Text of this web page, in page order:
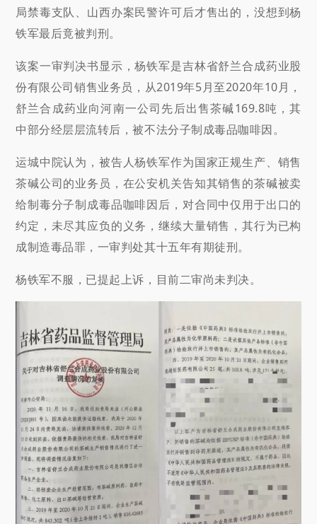
局禁毒支队、山西办案民警许可后才售出的，没想到杨
铁军最后竟被判刑。
该案一审判决书显示，杨铁军是吉林省舒兰合成药业股
份有限公司销售业务员，从2019年5月至2020年10月，
舒兰合成药业向河南一公司先后出售茶碱169.8吨，其
中部分经层层流转后，被不法分子制成毒品咖啡因。
运城中院认为，被告人杨铁军作为国家正规生产、销售
茶碱公司的业务员，在公安机关告知其销售的茶碱被卖
给制毒分子制成毒品咖啡因后，对合同中仅用于出口的
约定，未尽其应负的义务，继续大量销售，其行为已构
成制造毒品罪，一审判处其十五年有期徒刑。
杨铁军不服，已提起上诉，目前二审尚未判决。